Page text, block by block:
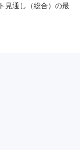
見通し（総合）の最